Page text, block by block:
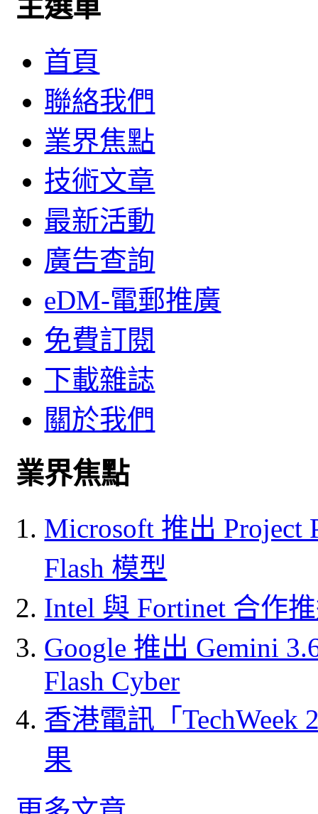
主選單
首頁
聯絡我們
業界焦點
技術文章
最新活動
廣告查詢
eDM-電郵推廣
免費訂閱
下載雜誌
關於我們
業界焦點
Microsoft 推出 Project
Flash 模型
Intel 與 Fortinet 合作
Google 推出 Gemini
Flash Cyber
香港電訊「
果